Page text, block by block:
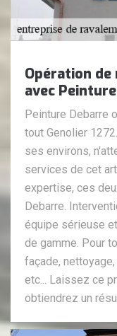
Opération
avec
Peinture Debarre
tout Genolier
ses environs,
services de cet
expertise, ces
Debarre.
équipe sérieuse
de gamme. Pour
façade,
etc... Laissez ce
obtiendrez un